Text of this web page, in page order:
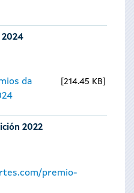
2024
da
214.45 KB
2022
premio-